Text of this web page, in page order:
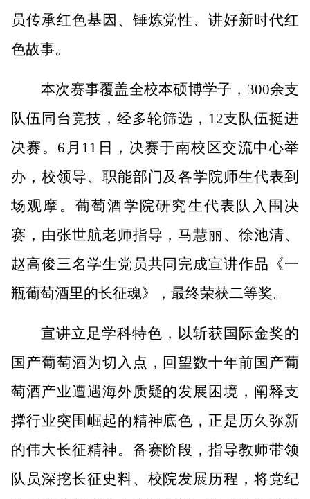
员传承红色基因、锤炼党性、讲好新时代红
色故事。
本次赛事覆盖全校本硕博学子， 300余支
队伍同台竞技，经多轮筛选，12支队伍挺进
决赛。6月11日，决赛于南校区交流中心举
办，校领导、职能部门及各学院师生代表到
场观摩。葡萄酒学院研究生代表队入围决
赛，由张世航老师指导，马慧丽、徐池清、
赵高俊三名学生党员共同完成宣讲作品《一
瓶葡萄酒里的长征魂》，最终荣获二等奖。
宣讲立足学科特色，以斩获国际金奖的
国产葡萄酒为切入点，回望数十年前国产葡
萄酒产业遭遇海外质疑的发展困境，阐释支
撑行业突围崛起的精神底色，正是历久弥新
的伟大长征精神。备赛阶段，指导教师带领
队员深挖长征史料、校院发展历程，将党纪